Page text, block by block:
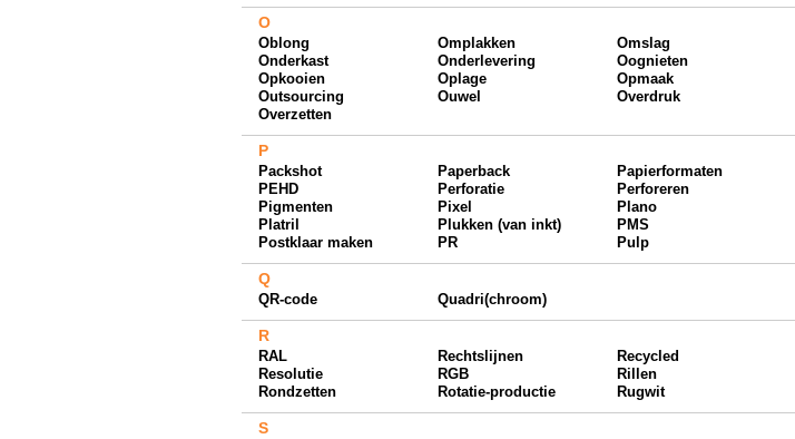
O
Oblong Omplakken Omslag
Onderkast
Onderlevering Oognieten
Opkooien
Oplage Opmaak
Outsourcing
Ouwel Overdruk
Overzetten
P
Packshot Paperback Papierformaten
PEHD
Perforatie Perforeren
Pigmenten
Pixel Plano
Platril
Plukken (van inkt) PMS
Postklaar maken
PR Pulp
Q
QR-code Quadri(chroom)
R
RAL Rechtslijnen Recycled
Resolutie
RGB Rillen
Rondzetten
Rotatie-productie Rugwit
S